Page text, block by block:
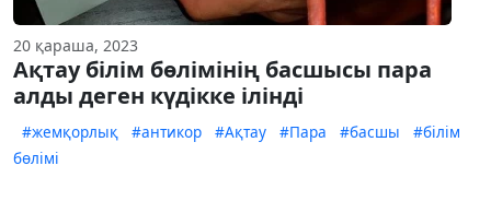
20 қараша, 2023
Ақтау білім бөлімінің басшысы пара
алды деген күдікке ілінді
#жемқорлық #антикор #Ақтау #Пара #басшы
#білім
бөлімі